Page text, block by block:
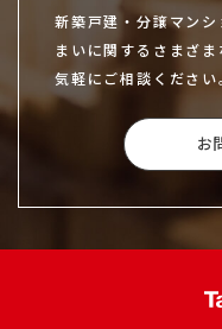
新築戸建・分譲マン
まいに関するさまざ
気軽にご相談ください
お